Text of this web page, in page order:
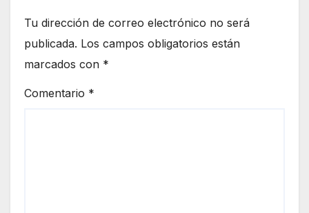
Tu dirección de correo electrónico no será
publicada. Los campos obligatorios están
marcados con *
Comentario *